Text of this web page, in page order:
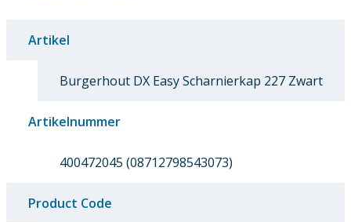
Artikel
Burgerhout DX Easy Scharnierkap 227 Zwart
Artikelnummer
400472045 (08712798543073)
Product Code